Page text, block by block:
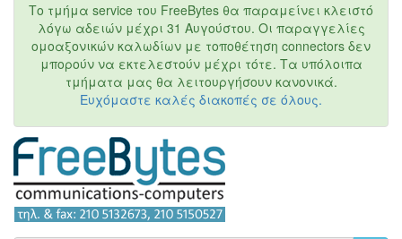
Το τμήμα service του FreeBytes θα παραμείνει κλειστό
λόγω αδειών μέχρι 31 Αυγούστου. Οι παραγγελίες
ομοαξονικών καλωδίων με τοποθέτηση connectors δεν
μπορούν να εκτελεστούν μέχρι τότε. Τα υπόλοιπα
τμήματα μας θα λειτουργήσουν κανονικά.
Ευχόμαστε καλές διακοπές σε όλους.